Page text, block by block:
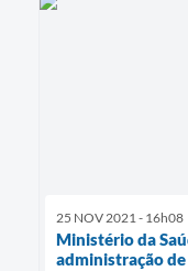
25 NOV 2021 - 16h08
Ministério da
administração